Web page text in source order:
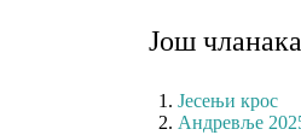
Још
Јесењи крос
Андревље